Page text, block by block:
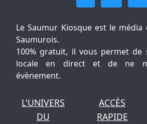
Le Saumur Kiosque est le
Saumurois.
100% gratuit, il vous permet de
locale en direct et de ne
évènement.
L'UNIVERS
DU
ACCÈS
RAPIDE